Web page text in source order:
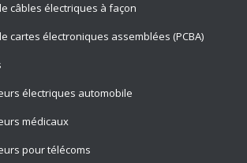
câbles électriques à façon
cartes électroniques assemblées (PCBA)
électriques automobile
médicaux
pour télécoms